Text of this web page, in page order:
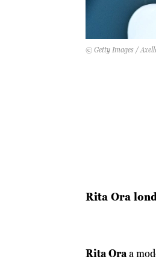
© Getty Images /
Rita Ora
Rita Oraa